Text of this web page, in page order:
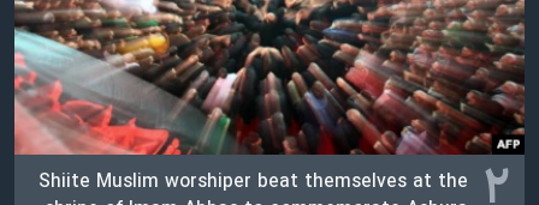
۲
Shiite Muslim worshiper beat themselves at the